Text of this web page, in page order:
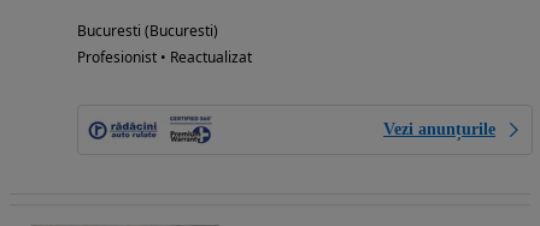
Bucuresti (Bucuresti)
Profesionist • Reactualizat
Vezi anunțurile